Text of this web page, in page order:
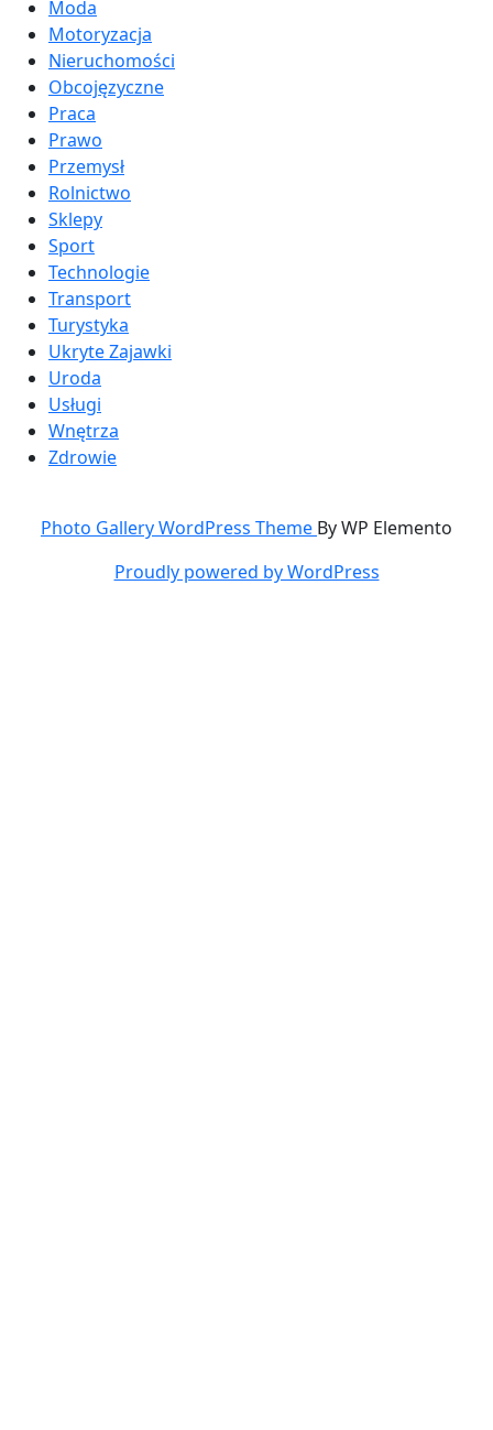
Moda
Motoryzacja
Nieruchomości
Obcojęzyczne
Praca
Prawo
Przemysł
Rolnictwo
Sklepy
Sport
Technologie
Transport
Turystyka
Ukryte Zajawki
Uroda
Usługi
Wnętrza
Zdrowie
Photo Gallery WordPress Theme By WP Elemento
Proudly powered by WordPress